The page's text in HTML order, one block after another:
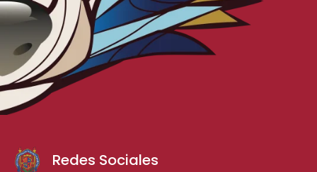
Redes Sociales